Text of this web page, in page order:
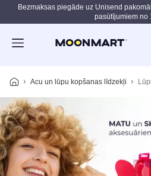
Pāriet uz galveno saturu
Bezmaksas piegāde uz Unisend
pasūtījumiem no
Acu un lūpu kopšanas līdzekļi